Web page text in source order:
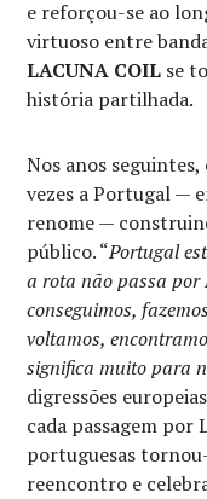
e reforçou-se ao
virtuoso entre
LACUNA COIL se
história partilhada.
Nos anos
vezes a Portugal —
renome —
público. “Portugal
a rota não passa por
conseguimos,
voltamos,
significa muito para
digressões
cada passagem por
portuguesas
reencontro e